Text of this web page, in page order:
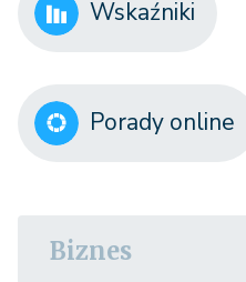
Wskaźniki
Porady online
Biznes